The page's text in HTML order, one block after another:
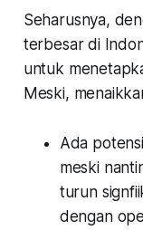
Seharusnya,
terbesar di
untuk
Meski,
Ada
meski
turun
dengan